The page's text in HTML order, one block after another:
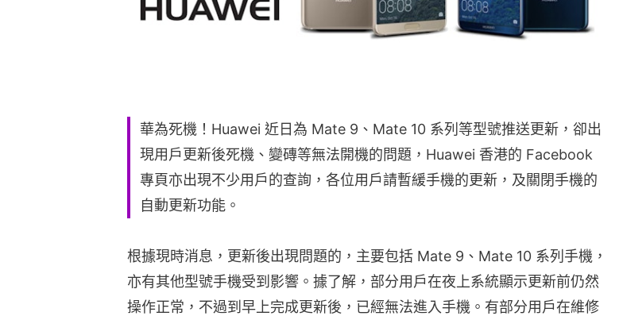
華為死機！Huawei 近日為 Mate 9、Mate 10 系列等型號推送更新，卻出
現用戶更新後死機、變磚等無法開機的問題，Huawei 香港的 Facebook
專頁亦出現不少用戶的查詢，各位用戶請暫緩手機的更新，及關閉手機的
自動更新功能。
根據現時消息，更新後出現問題的，主要包括 Mate 9、Mate 10 系列手機，
亦有其他型號手機受到影響。據了解，部分用戶在夜上系統顯示更新前仍然
操作正常，不過到早上完成更新後，已經無法進入手機。有部分用戶在維修